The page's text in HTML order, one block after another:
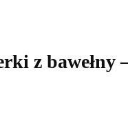
z bawełny